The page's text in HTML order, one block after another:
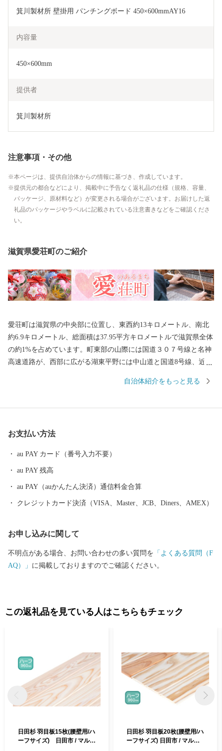
箕川製材所 壁掛用 パンチングボード 450×600mmAY16
内容量
450×600mm
提供者
箕川製材所
注意事項・その他
本ページは、提供自治体からの情報に基づき、作成しています。
提供元の都合などにより、掲載中に予告なく返礼品の仕様（規格、容量、
パッケージ、原材料など）が変更される場合がございます。お届けした返
礼品のパッケージやラベルに記載されている注意書きなどをご確認くださ
い。
滋賀県愛荘町のご紹介
愛荘町は滋賀県の中央部に位置し、東西約13キロメートル、南北
約6.9キロメートル、総面積は37.95平方キロメートルで滋賀県全体
の約1%を占めています。町東部の山際には国道３０７号線と名神
高速道路が、西部に広がる湖東平野には中山道と国道8号線、近江
衝地でもあります。この名神高速道路の秦荘スマートＩＣを利用
し、鈴鹿山系からの豊かな清水と自然に恵まれ、古くから水との
関わりが深いまちで、この地形が農業をはじめとするさまざまな
る春、太陽の光を受けて深緑のみどりがまぶしい夏、田園風景が
小麦色に染まる秋、まっ白い雪景色に包まれる冬。このように彩
り豊かな自然と、美しい水辺空間が愛荘町を囲んでいます。 こ
皇の勅願により行基が開山。近世には中山道65番目の宿場として
愛知川宿が栄えたほか、明治には郡役所や警察などの官公署が置
かれ、近江鉄道が開通するなど、古くから地方の中心として発展
しました。
自治体紹介をもっと見る
お支払い方法
au PAY カード（番号入力不要）
au PAY 残高
au PAY（auかんたん決済）通信料金合算
クレジットカード決済（VISA、Master、JCB、Diners、AMEX）
お申し込みに関して
不明点がある場合、お問い合わせの多い質問を 「よくある質問（F
AQ）」 に掲載しておりますのでご確認ください。
この返礼品を見ている人はこちらもチェック
日田杉 羽目板15枚(腰壁用/ハ
ーフサイズ) 日田市 / マルウ
日田杉 羽目板20枚(腰壁用/ハ
ーフサイズ) 日田市 / マルウ